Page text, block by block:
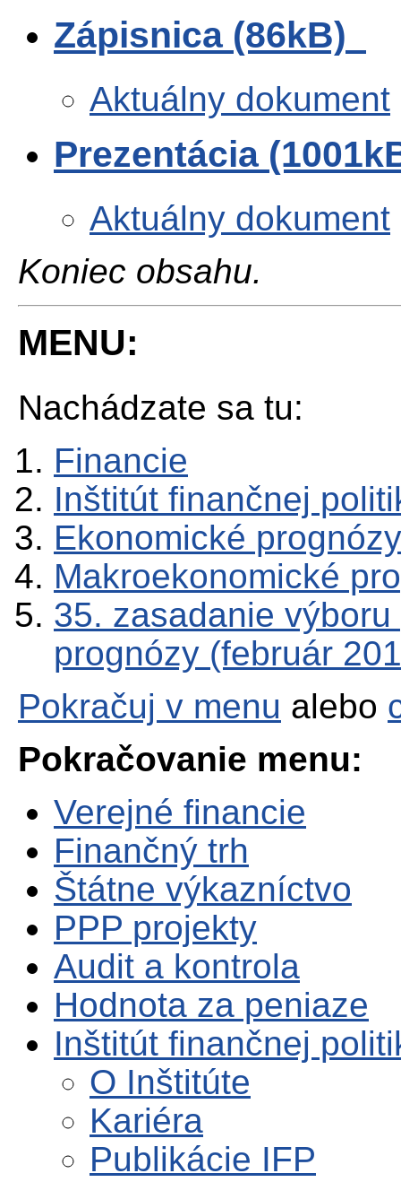
Zápisnica (86kB)
Aktuálny dokument
Prezentácia
Aktuálny dokument
Koniec obsahu.
MENU:
Nachádzate sa tu:
Financie
Inštitút finančnej
Ekonomické prognózy
Makroekonomické
35. zasadanie
prognózy (február
Pokračuj v menu alebo
Pokračovanie menu:
Verejné financie
Finančný trh
Štátne výkazníctvo
PPP projekty
Audit a kontrola
Hodnota za peniaze
Inštitút finančnej
O Inštitúte
Kariéra
Publikácie IFP